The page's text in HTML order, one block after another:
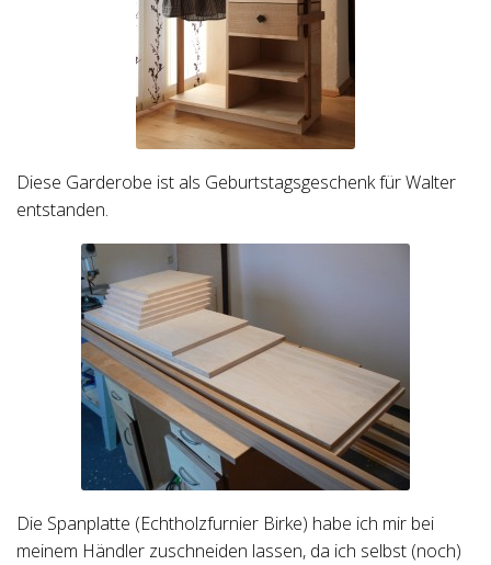
Diese Garderobe ist als Geburtstagsgeschenk für Walter
entstanden.
Die Spanplatte (Echtholzfurnier Birke) habe ich mir bei
meinem Händler zuschneiden lassen, da ich selbst (noch)